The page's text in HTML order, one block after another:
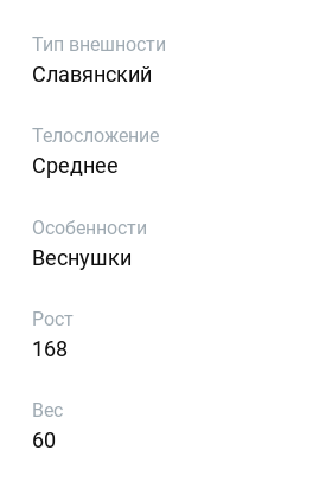
Тип внешности
Славянский
Телосложение
Среднее
Особенности
Веснушки
Рост
168
Вес
60